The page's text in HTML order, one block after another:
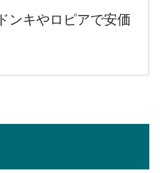
ドンキやロピアで安価